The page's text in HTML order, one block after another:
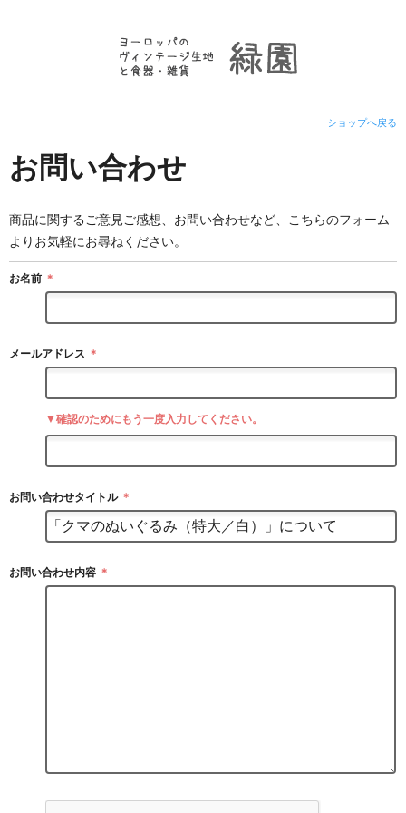
ショップへ戻る
お問い合わせ
商品に関するご意見ご感想、お問い合わせなど、こちらのフォーム
よりお気軽にお尋ねください。
お名前 ＊
メールアドレス ＊
▼確認のためにもう一度入力してください。
お問い合わせタイトル ＊
お問い合わせ内容 ＊